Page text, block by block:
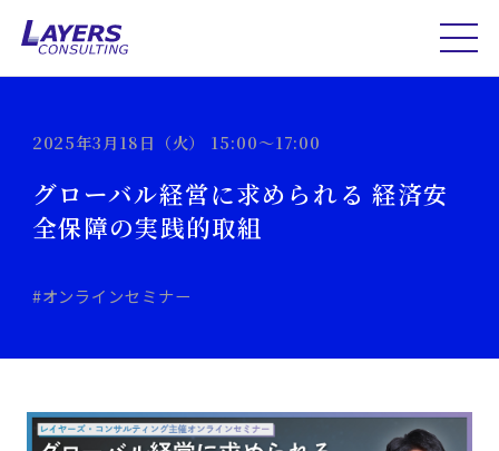
2025年3月18日（火） 15:00～17:00
グローバル経営に求められる 経済安
全保障の実践的取組
#オンラインセミナー